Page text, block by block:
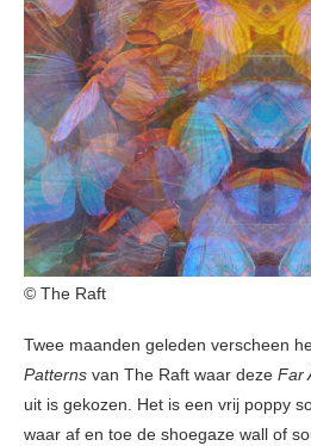
© The Raft
Twee maanden geleden verscheen
Patterns van The Raft waar deze Far
uit is gekozen. Het is een vrij poppy
waar af en toe de shoegaze wall of